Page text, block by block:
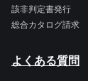
該非判定書発行
総合カタログ請求
よくある質問